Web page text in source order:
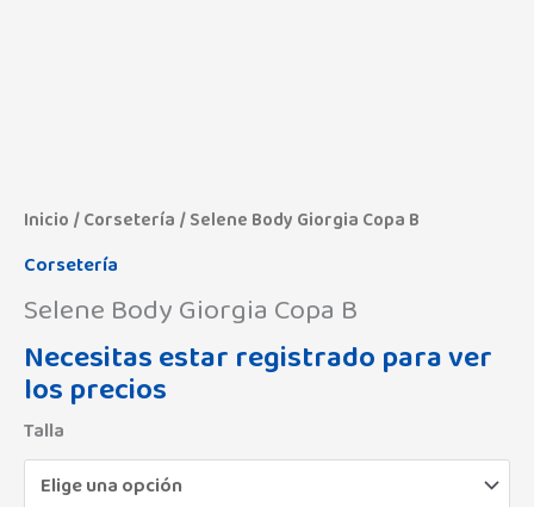
Inicio /Corsetería / Selene Body Giorgia Copa B
Corsetería
Selene Body Giorgia Copa B
Necesitas estar registrado para ver
los precios
Talla